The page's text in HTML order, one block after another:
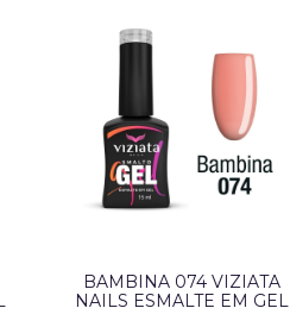
BAMBINA 074 VIZIATA
NAILS ESMALTE EM GEL